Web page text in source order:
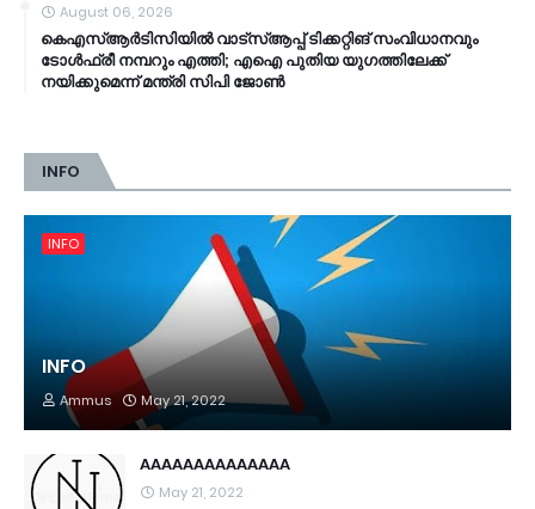
August 06, 2026
കെഎസ്ആര്‍ടിസിയിൽ വാട്‌സ്ആപ്പ് ടിക്കറ്റിങ് സംവിധാനവും
ടോൾഫ്രീ നമ്പറും എത്തി; എഐ പുതിയ യുഗത്തിലേക്ക്
നയിക്കുമെന്ന് മന്ത്രി സിപി ജോൺ
INFO
INFO
INFO
Ammus May 21, 2022
AAAAAAAAAAAAAA
May 21, 2022